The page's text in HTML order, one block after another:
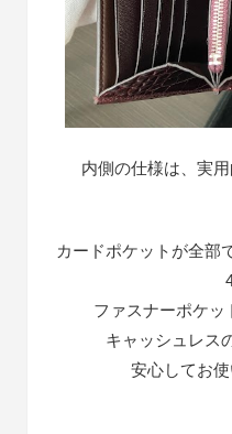
内側の仕様は、実
カードポケットが全部
ファスナーポケッ
キャッシュレス
安心してお